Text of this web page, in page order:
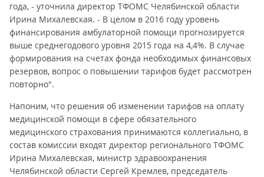
года, - уточнила директор ТФОМС Челябинской области
Ирина Михалевская. - В целом в 2016 году уровень
финансирования амбулаторной помощи прогнозируется
выше среднегодового уровня 2015 года на 4,4%. В случае
формирования на счетах фонда необходимых финансовых
резервов, вопрос о повышении тарифов будет рассмотрен
повторно".
Напоним, что решения об изменении тарифов на оплату
медицинской помощи в сфере обязательного
медицинского страхования принимаются коллегиально, в
состав комиссии входят директор регионального ТФОМС
Ирина Михалевская, министр здравоохранения
Челябинской области Сергей Кремлев, председатель